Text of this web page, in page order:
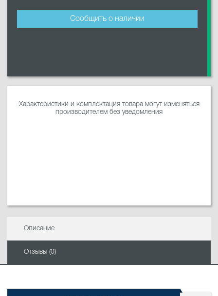
Сообщить о наличии
Характеристики и комплектация товара могут изменяться
производителем без уведомления
Описание
Отзывы (0)